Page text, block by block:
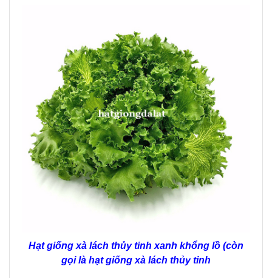
Hạt giống xà lách thủy tinh xanh khổng lồ (còn
gọi là hạt giống xà lách thủy tinh